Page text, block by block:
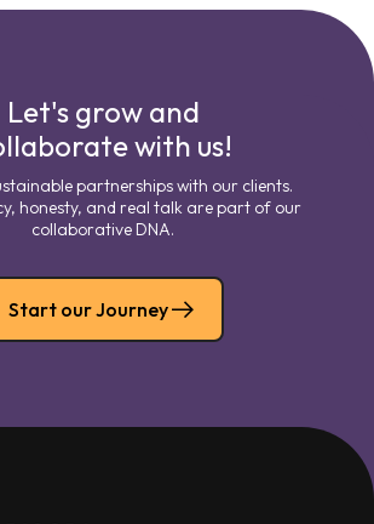
Let's grow and
with us!
partnerships with our clients.
honesty, and real talk are part of our
collaborative DNA.
Start our Journey